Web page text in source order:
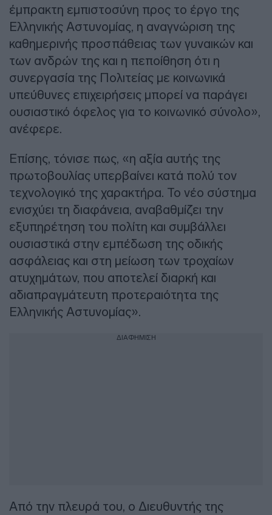
έμπρακτη εμπιστοσύνη προς το έργο της
Ελληνικής Αστυνομίας, η αναγνώριση της
καθημερινής προσπάθειας των γυναικών και
των ανδρών της και η πεποίθηση ότι η
συνεργασία της Πολιτείας με κοινωνικά
υπεύθυνες επιχειρήσεις μπορεί να παράγει
ουσιαστικό όφελος για το κοινωνικό σύνολο»,
ανέφερε.
Επίσης, τόνισε πως, «η αξία αυτής της
πρωτοβουλίας υπερβαίνει κατά πολύ τον
τεχνολογικό της χαρακτήρα. Το νέο σύστημα
ενισχύει τη διαφάνεια, αναβαθμίζει την
εξυπηρέτηση του πολίτη και συμβάλλει
ουσιαστικά στην εμπέδωση της οδικής
ασφάλειας και στη μείωση των τροχαίων
ατυχημάτων, που αποτελεί διαρκή και
αδιαπραγμάτευτη προτεραιότητα της
Ελληνικής Αστυνομίας».
ΔΙΑΦΗΜΙΣΗ
Από την πλευρά του, ο Διευθυντής της